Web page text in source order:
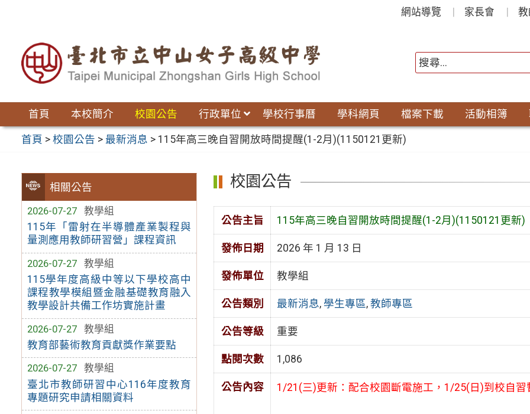
網站導覽 家長會
首頁 本校簡介 校園公告 行政單位 學校行事曆 學科網頁 檔案下載 活動相簿
首頁 >校園公告 > 最新消息 > 115年高三晚自習開放時間提醒(1-2月)(1150121更新)
相關公告
2026-07-27
教學組
115年「雷射在半導體產業製程與
量測應用教師研習營」課程資訊
2026-07-27
教學組
115學年度高級中等以下學校高中
課程教學模組暨金融基礎教育融入
教學設計共備工作坊實施計畫
2026-07-27
教學組
教育部藝術教育貢獻獎作業要點
2026-07-27
教學組
臺北市教師研習中心116年度教育
專題研究申請相關資料
校園公告
公告主旨 115年高三晚自習開放時間提醒(1-2月)(1150121更新)
發佈日期 2026 年 1 月 13 日
發佈單位 教學組
公告類別 最新消息, 學生專區, 教師專區
公告等級 重要
點閱次數 1,086
公告內容 1/21(三)更新：配合校園斷電施工，1/25(日)到校自習